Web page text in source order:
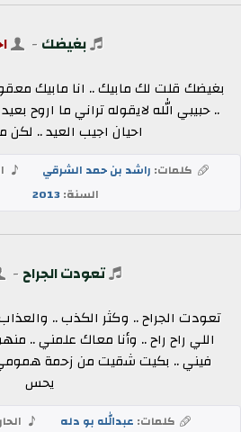
بغيضك -
بغيضك قلت لك مابيك .. انا مابيك
.. حبيبي الله لايقوله تراني ما اروح
احيان اجيب العيد .. لكن
كلمات: راشد بن حمد الشرقي
السنة:2013
تعودت الجراح -
تعودت الجراح .. وكثر الكذب ..
اللي راح راح .. وأنا معاك علمني ..
فيني .. بكيت شقيت من زحمة
يحس
كلمات: عبدالله بو دله